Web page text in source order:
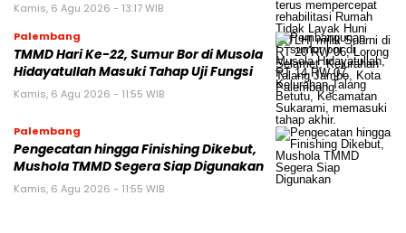
Kamis, 6 Agu 2026 - 13:17 WIB
Palembang
TMMD Hari Ke-22, Sumur Bor di Musola
Hidayatullah Masuki Tahap Uji Fungsi
Kamis, 6 Agu 2026 - 11:55 WIB
Palembang
Pengecatan hingga Finishing Dikebut,
Mushola TMMD Segera Siap Digunakan
Kamis, 6 Agu 2026 - 11:55 WIB